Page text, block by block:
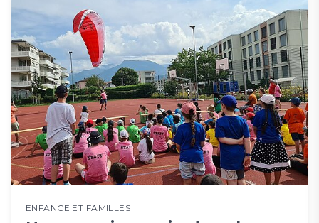
ENFANCE ET FAMILLES